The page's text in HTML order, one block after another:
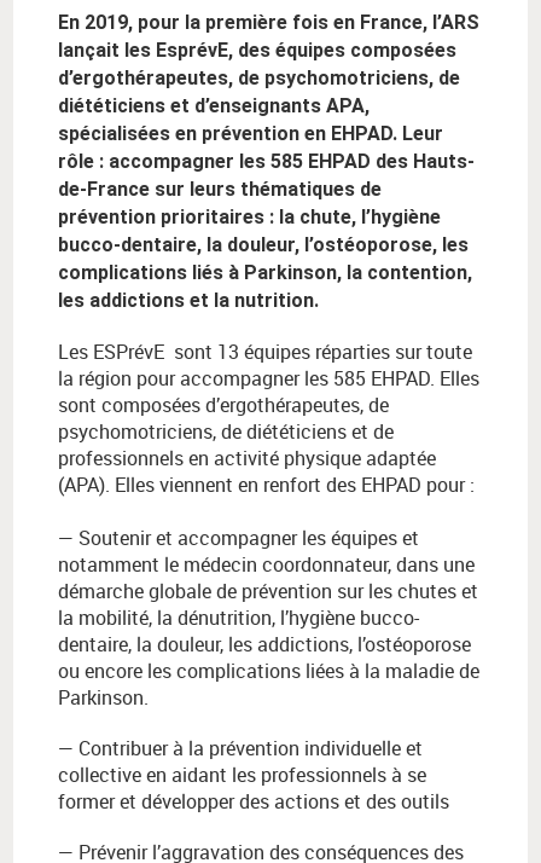
En 2019, pour la première fois en France, l’ARS
lançait les EsprévE, des équipes composées
d’ergothérapeutes, de psychomotriciens, de
diététiciens et d’enseignants APA,
spécialisées en prévention en EHPAD. Leur
rôle : accompagner les 585 EHPAD des Hauts-
de-France sur leurs thématiques de
prévention prioritaires : la chute, l’hygiène
bucco-dentaire, la douleur, l’ostéoporose, les
complications liés à Parkinson, la contention,
les addictions et la nutrition.
Les ESPrévE sont 13 équipes réparties sur toute
la région pour accompagner les 585 EHPAD. Elles
sont composées d’ergothérapeutes, de
psychomotriciens, de diététiciens et de
professionnels en activité physique adaptée
(APA). Elles viennent en renfort des EHPAD pour :
— Soutenir et accompagner les équipes et
notamment le médecin coordonnateur, dans une
démarche globale de prévention sur les chutes et
la mobilité, la dénutrition, l’hygiène bucco-
dentaire, la douleur, les addictions, l’ostéoporose
ou encore les complications liées à la maladie de
Parkinson.
— Contribuer à la prévention individuelle et
collective en aidant les professionnels à se
former et développer des actions et des outils
— Prévenir l’aggravation des conséquences des